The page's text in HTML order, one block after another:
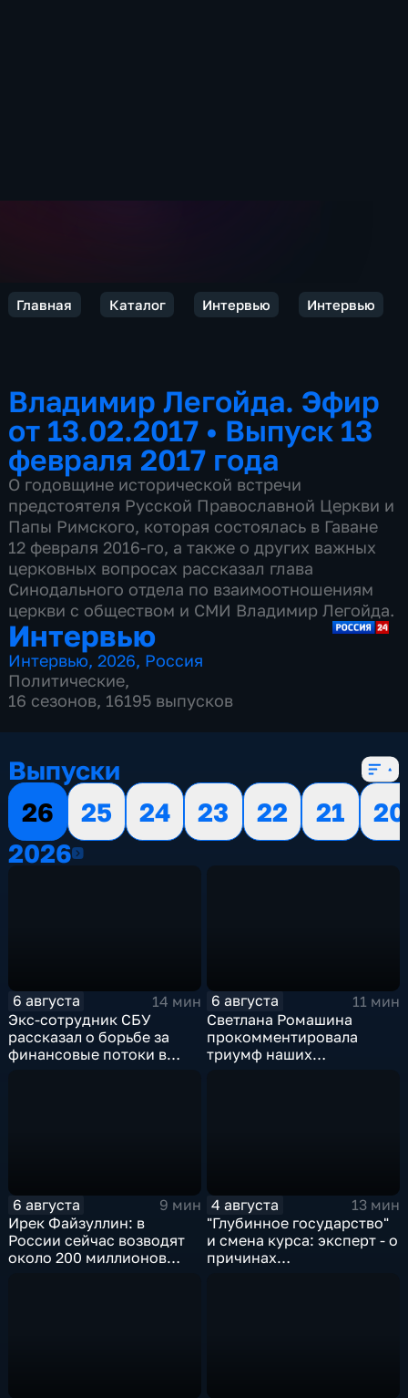
Главная Каталог Интервью Интервью
Владимир Легойда. Эфир
от 13.02.2017 • Выпуск 13
февраля 2017 года
О годовщине исторической встречи
предстоятеля Русской Православной Церкви и
Папы Римского, которая состоялась в Гаване
12 февраля 2016-го, а также о других важных
церковных вопросах рассказал глава
Синодального отдела по взаимоотношениям
церкви с обществом и СМИ Владимир Легойда.
Интервью
Интервью,2026, Россия
Политические,
16 сезонов, 16195 выпусков
Выпуски
26
25 24 23 22 21
20
20262026
6 августа
14 мин
Экс-сотрудник СБУ
рассказал о борьбе за
финансовые потоки в
6 августа
11 мин
Светлана Ромашина
прокомментировала
триумф наших
6 августа
9 мин
Ирек Файзуллин: в
России сейчас возводят
около 200 миллионов
4 августа
13 мин
"Глубинное государство"
и смена курса: эксперт - о
причинах